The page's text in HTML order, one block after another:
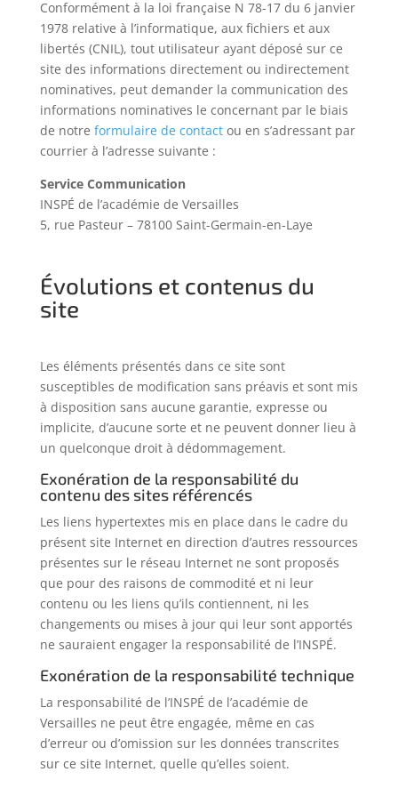
Conformément à la loi française N 78-17 du 6 janvier
1978 relative à l’informatique, aux fichiers et aux
libertés (CNIL), tout utilisateur ayant déposé sur ce
site des informations directement ou indirectement
nominatives, peut demander la communication des
informations nominatives le concernant par le biais
de notre formulaire de contactou en s’adressant par
courrier à l’adresse suivante :
Service Communication
INSPÉ de l’académie de Versailles
5, rue Pasteur – 78100 Saint-Germain-en-Laye
Évolutions et contenus du
site
Les éléments présentés dans ce site sont
susceptibles de modification sans préavis et sont mis
à disposition sans aucune garantie, expresse ou
implicite, d’aucune sorte et ne peuvent donner lieu à
un quelconque droit à dédommagement.
Exonération de la responsabilité du
contenu des sites référencés
Les liens hypertextes mis en place dans le cadre du
présent site Internet en direction d’autres ressources
présentes sur le réseau Internet ne sont proposés
que pour des raisons de commodité et ni leur
contenu ou les liens qu’ils contiennent, ni les
changements ou mises à jour qui leur sont apportés
ne sauraient engager la responsabilité de l’INSPÉ.
Exonération de la responsabilité technique
La responsabilité de l’INSPÉ de l’académie de
Versailles ne peut être engagée, même en cas
d’erreur ou d’omission sur les données transcrites
sur ce site Internet, quelle qu’elles soient.